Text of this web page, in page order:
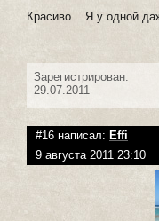
Красиво... Я у одной
Зарегистрирован:
29.07.2011
#16 написал: Effi
9 августа 2011 23:10